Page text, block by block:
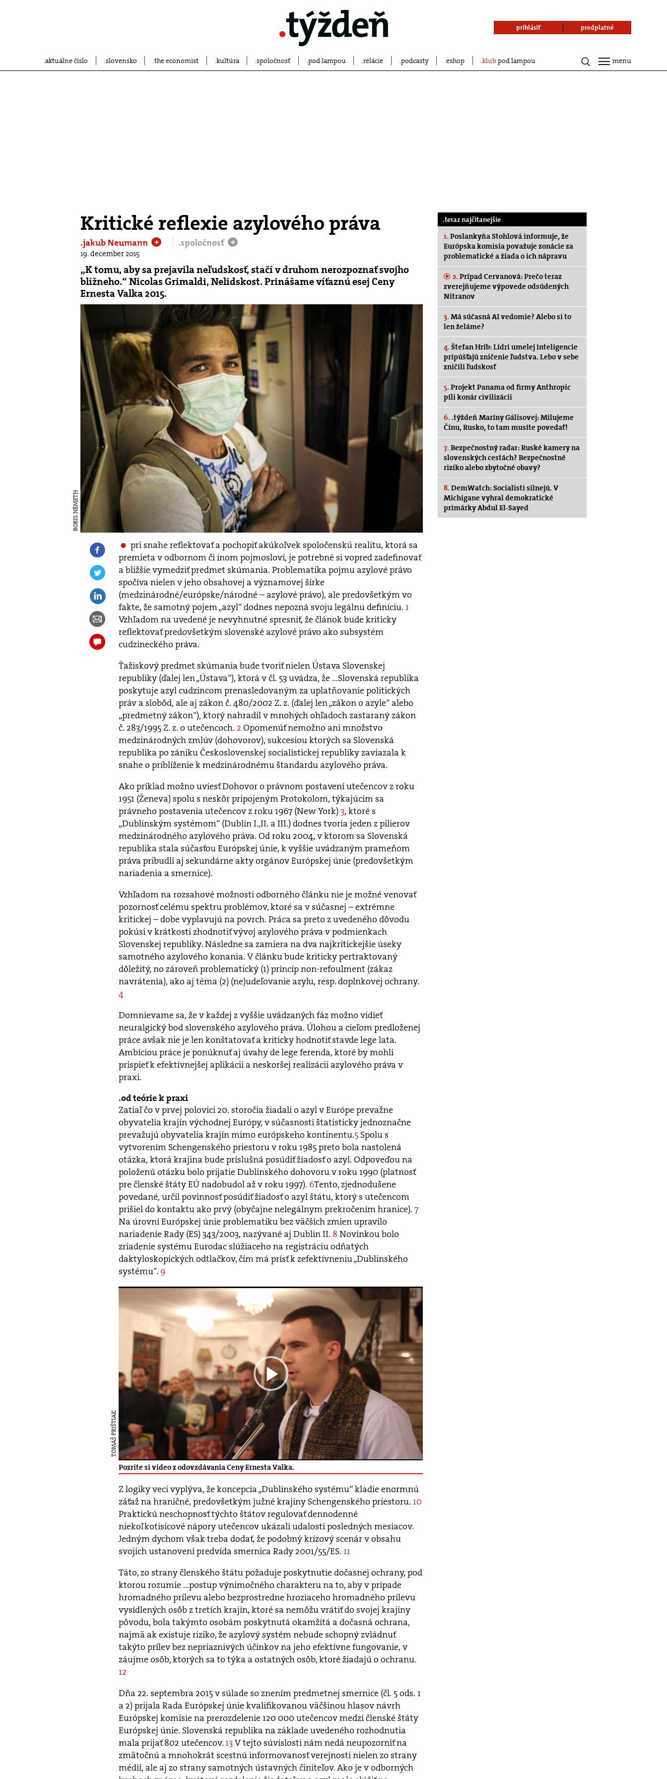
aktuálne číslo slovensko the economist kultúra spoločnosť pod lampou relácie podcasty eshop klubpod lampou
prihlásiť predplatné
menu
Kritické reflexie azylového práva
.jakub Neumann + .spoločnosť +
19. december 2015
„K tomu, aby sa prejavila neľudskosť, stačí v druhom nerozpoznať svojho
blížneho.“ Nicolas Grimaldi, Nelidskost. Prinášame víťaznú esej Ceny
Ernesta Valka 2015.
BORIS NÉMETH
pri snahe reflektovať a pochopiť akúkoľvek spoločenskú realitu, ktorá sa
premieta v odbornom či inom pojmosloví, je potrebné si vopred zadefinovať
a bližšie vymedziť predmet skúmania. Problematika pojmu azylové právo
spočíva nielen v jeho obsahovej a významovej šírke
(medzinárodné/európske/národné – azylové právo), ale predovšetkým vo
fakte, že samotný pojem „azyl“ dodnes nepozná svoju legálnu definíciu. 1
Vzhľadom na uvedené je nevyhnutné spresniť, že článok bude kriticky
reflektovať predovšetkým slovenské azylové právo ako subsystém
cudzineckého práva.
Ťažiskový predmet skúmania bude tvoriť nielen Ústava Slovenskej
republiky (ďalej len „Ústava“), ktorá v čl. 53 uvádza, že ...Slovenská republika
poskytuje azyl cudzincom prenasledovaným za uplatňovanie politických
práv a slobôd, ale aj zákon č. 480/2002 Z. z. (ďalej len „zákon o azyle“ alebo
„predmetný zákon“), ktorý nahradil v mnohých ohľadoch zastaraný zákon
č. 283/1995 Z. z. o utečencoch. 2 Opomenúť nemožno ani množstvo
medzinárodných zmlúv (dohovorov), sukcesiou ktorých sa Slovenská
republika po zániku Československej socialistickej republiky zaviazala k
snahe o priblíženie k medzinárodnému štandardu azylového práva.
Ako príklad možno uviesť Dohovor o právnom postavení utečencov z roku
1951 (Ženeva) spolu s neskôr pripojeným Protokolom, týkajúcim sa
právneho postavenia utečencov z roku 1967 (New York) 3, ktoré s
„Dublinským systémom“ (Dublin I.,II. a III.) dodnes tvoria jeden z pilierov
medzinárodného azylového práva. Od roku 2004, v ktorom sa Slovenská
republika stala súčasťou Európskej únie, k vyššie uvádzaným prameňom
práva pribudli aj sekundárne akty orgánov Európskej únie (predovšetkým
nariadenia a smernice).
Vzhľadom na rozsahové možnosti odborného článku nie je možné venovať
pozornosť celému spektru problémov, ktoré sa v súčasnej – extrémne
kritickej – dobe vyplavujú na povrch. Práca sa preto z uvedeného dôvodu
pokúsi v krátkosti zhodnotiť vývoj azylového práva v podmienkach
Slovenskej republiky. Následne sa zamiera na dva najkritickejšie úseky
samotného azylového konania. V článku bude kriticky pertraktovaný
dôležitý, no zároveň problematický (1) princíp non-refoulment (zákaz
navrátenia), ako aj téma (2) (ne)udeľovanie azylu, resp. doplnkovej ochrany.
4
Domnievame sa, že v každej z vyššie uvádzaných fáz možno vidieť
neuralgický bod slovenského azylového práva. Úlohou a cieľom predloženej
práce avšak nie je len konštatovať a kriticky hodnotiť stavde lege lata.
Ambíciou práce je ponúknuť aj úvahy de lege ferenda, ktoré by mohli
prispieť k efektívnejšej aplikácii a neskoršej realizácii azylového práva v
praxi.
od teórie k praxi
Zatiaľ čo v prvej polovici 20. storočia žiadali o azyl v Európe prevažne
obyvatelia krajín východnej Európy, v súčasnosti štatisticky jednoznačne
prevažujú obyvatelia krajín mimo európskeho kontinentu.5Spolu s
vytvorením Schengenského priestoru v roku 1985 preto bola nastolená
otázka, ktorá krajina bude príslušná posúdiť žiadosť o azyl. Odpoveďou na
položenú otázku bolo prijatie Dublinského dohovoru v roku 1990 (platnosť
pre členské štáty EÚ nadobudol až v roku 1997). 6Tento, zjednodušene
povedané, určil povinnosť posúdiť žiadosť o azyl štátu, ktorý s utečencom
prišiel do kontaktu ako prvý (obyčajne nelegálnym prekročením hranice). 7
Na úrovni Európskej únie problematiku bez väčších zmien upravilo
nariadenie Rady (ES) 343/2003, nazývané aj Dublin II. 8 Novinkou bolo
zriadenie systému Eurodac slúžiaceho na registráciu odňatých
daktyloskopických odtlačkov, čím má prísť k zefektívneniu „Dublinského
systému“. 9
TOMÁŠ PRIŠTIAK
Pozrite si video z odovzdávania Ceny Ernesta Valka.
Z logiky veci vyplýva, že koncepcia „Dublinského systému“ kladie enormnú
záťaž na hraničné, predovšetkým južné krajiny Schengenského priestoru. 10
Praktickú neschopnosť týchto štátov regulovať dennodenné
niekoľkotisícové nápory utečencov ukázali udalosti posledných mesiacov.
Jedným dychom však treba dodať, že podobný krízový scenár v obsahu
svojich ustanovení predvída smernica Rady 2001/55/ES. 11
Táto, zo strany členského štátu požaduje poskytnutie dočasnej ochrany, pod
ktorou rozumie ...postup výnimočného charakteru na to, aby v prípade
hromadného prílevu alebo bezprostredne hroziaceho hromadného prílevu
vysídlených osôb z tretích krajín, ktoré sa nemôžu vrátiť do svojej krajiny
pôvodu, bola takýmto osobám poskytnutá okamžitá a dočasná ochrana,
najmä ak existuje riziko, že azylový systém nebude schopný zvládnuť
takýto prílev bez nepriaznivých účinkov na jeho efektívne fungovanie, v
záujme osôb, ktorých sa to týka a ostatných osôb, ktoré žiadajú o ochranu.
12
Dňa 22. septembra 2015 v súlade so znením predmetnej smernice (čl. 5 ods. 1
a 2) prijala Rada Európskej únie kvalifikovanou väčšinou hlasov návrh
Európskej komisie na prerozdelenie 120 000 utečencov medzi členské štáty
Európskej únie. Slovenská republika na základe uvedeného rozhodnutia
mala prijať 802 utečencov.13V tejto súvislosti nám nedá neupozorniť na
zmätočnú a mnohokrát scestnú informovanosť verejnosti nielen zo strany
médií, ale aj zo strany samotných ústavných činiteľov. Ako je v odborných
.teraz najčítanejšie
1. Poslankyňa Stohlová informuje, že
Európska komisia považuje zonácie za
problematické a žiada o ich nápravu
2. Prípad Cervanová: Prečo teraz
zverejňujeme výpovede odsúdených
Nitranov
3. Má súčasná AI vedomie? Alebo si to
len želáme?
4. Štefan Hríb: Lídri umelej inteligencie
pripúšťajú zničenie ľudstva. Lebo v sebe
zničili ľudskosť
5. Projekt Panama od firmy Anthropic
píli konár civilizácii
6. .týždeň Maríny Gálisovej: Milujeme
Čínu, Rusko, to tam musíte povedať!
7. Bezpečnostný radar: Ruské kamery na
slovenských cestách? Bezpečnostné
riziko alebo zbytočné obavy?
8. DemWatch: Socialisti silnejú. V
Michigane vyhral demokratické
primárky Abdul El-Sayed